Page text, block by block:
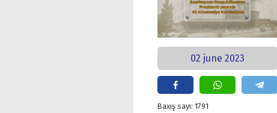
02 june 2023
Baxış sayı: 1791